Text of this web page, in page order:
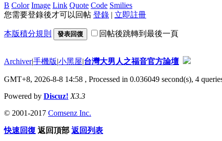
B Color Image Link Quote Code Smilies
您需要登錄後才可以回帖 登錄 | 立即註冊
本版積分規則 發表回復 回帖後跳轉到最後一頁
Archiver|手機版|小黑屋|台灣大男人之福音官方論壇
GMT+8, 2026-8-8 14:58 , Processed in 0.036049 second(s), 4
Powered by Discuz! X3.3
© 2001-2017 Comsenz Inc.
快速回復 返回頂部 返回列表